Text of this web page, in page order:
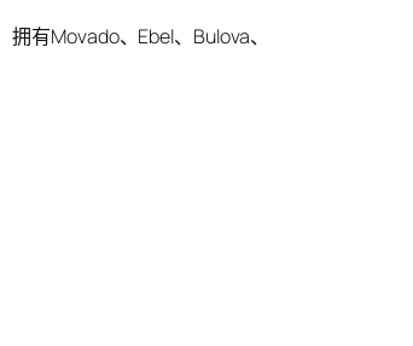
有Movado、Ebel、Bulova、